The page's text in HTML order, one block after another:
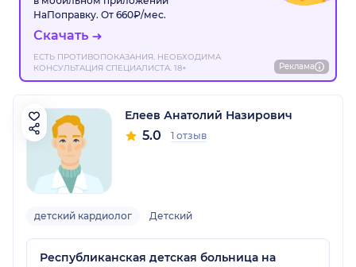
НаПоправку. От 660₽/мес.
Скачать
ЕСТЬ ПРОТИВОПОКАЗАНИЯ. НЕОБХОДИМА
КОНСУЛЬТАЦИЯ СПЕЦИАЛИСТА. 18+
Реклама
Елеев Анатолий Назирович
5.0 1 отзыв
детский кардиолог Детский
Республиканская детская больница на